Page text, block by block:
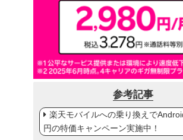
参考記事
楽天モバイルへの乗り換えで
円の特価キャンペーン実施中！